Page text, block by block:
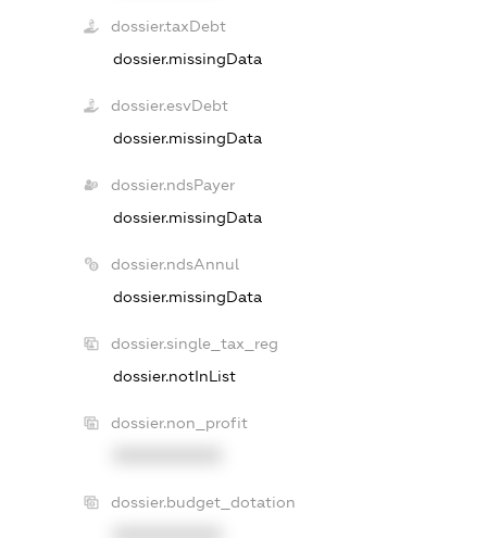
dossier.taxDebt
dossier.missingData
dossier.esvDebt
dossier.missingData
dossier.ndsPayer
dossier.missingData
dossier.ndsAnnul
dossier.missingData
dossier.single_tax_reg
dossier.notInList
dossier.non_profit
dossier.budget_dotation